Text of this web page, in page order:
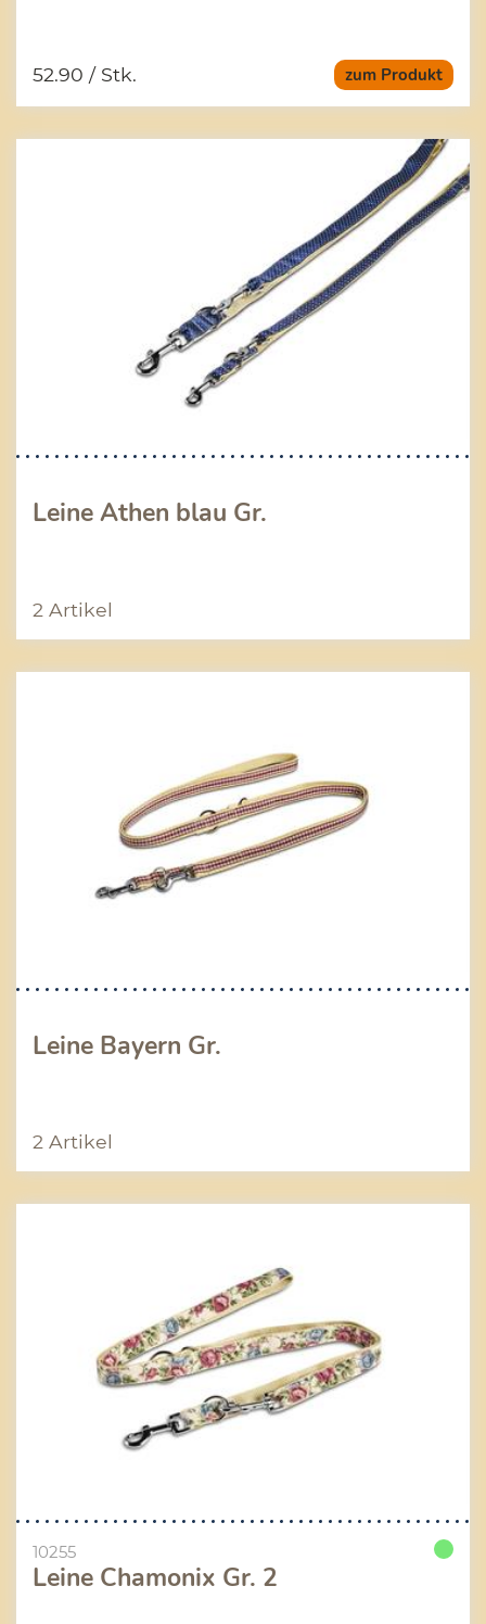
zum Produkt
52.90 / Stk.
Leine Athen blau Gr.
2 Artikel
Leine Bayern Gr.
2 Artikel
10255
Leine Chamonix Gr. 2